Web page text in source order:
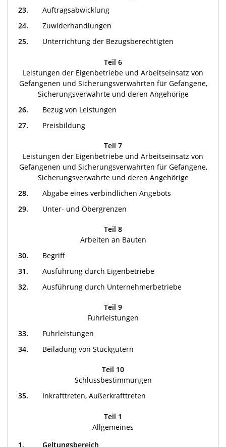
23.
Auftragsabwicklung
24.
Zuwiderhandlungen
25.
Unterrichtung der Bezugsberechtigten
Teil 6
Leistungen der Eigenbetriebe und Arbeitseinsatz von
Gefangenen und Sicherungsverwahrten für Gefangene,
Sicherungsverwahrte und deren Angehörige
26.
Bezug von Leistungen
27.
Preisbildung
Teil 7
Leistungen der Eigenbetriebe und Arbeitseinsatz von
Gefangenen und Sicherungsverwahrten für Gefangene,
Sicherungsverwahrte und deren Angehörige
28.
Abgabe eines verbindlichen Angebots
29.
Unter- und Obergrenzen
Teil 8
Arbeiten an Bauten
30.
Begriff
31.
Ausführung durch Eigenbetriebe
32.
Ausführung durch Unternehmerbetriebe
Teil 9
Fuhrleistungen
33.
Fuhrleistungen
34.
Beiladung von Stückgütern
Teil 10
Schlussbestimmungen
35.
Inkrafttreten, Außerkrafttreten
Teil 1
Allgemeines
1.
Geltungsbereich